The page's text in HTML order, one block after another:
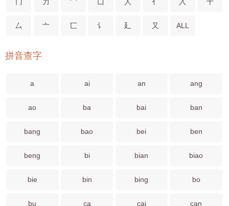
厶 亠 匸 讠 廴 又 ALL
拼音查字
a ai an ang
ao ba bai ban
bang bao bei ben
beng bi bian biao
bie bin bing bo
bu ca cai can